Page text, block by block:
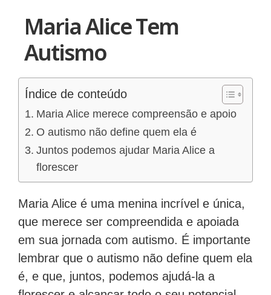
Maria Alice Tem
Autismo
Índice de conteúdo
Maria Alice merece compreensão e apoio
O autismo não define quem ela é
Juntos podemos ajudar Maria Alice a
florescer
Maria Alice é uma menina incrível e única,
que merece ser compreendida e apoiada
em sua jornada com autismo. É importante
lembrar que o autismo não define quem ela
é, e que, juntos, podemos ajudá-la a